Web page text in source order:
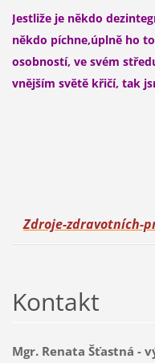
Jestliže je někdo
někdo píchne,úplně ho
osobností, ve svém
vnějším světě křičí, tak
Zdroje-zdravotních-
Kontakt
Mgr. Renata Šťastná -